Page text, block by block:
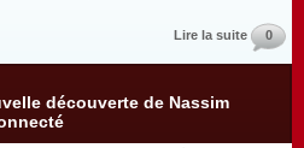
Lire la suite 0
découverte de Nassim